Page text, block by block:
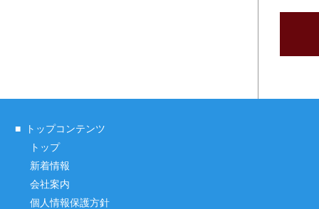
トップコンテンツ
トップ
新着情報
会社案内
個人情報保護方針